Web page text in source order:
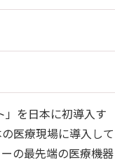
」を日本に初導入す
医療現場に導入して
の最先端の医療機器